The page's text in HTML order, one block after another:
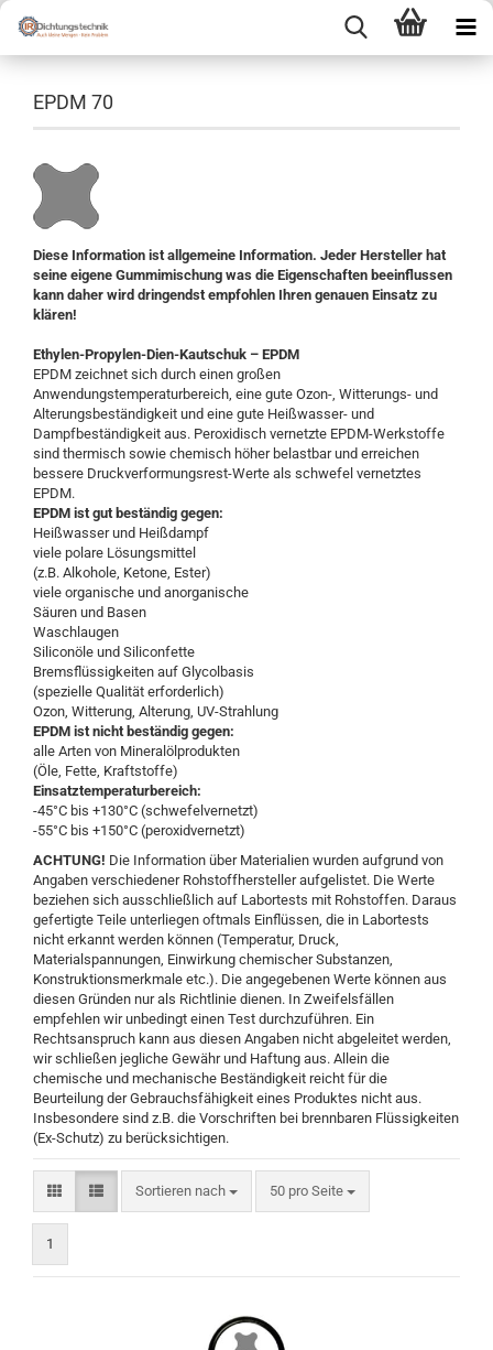
EPDM 70
Diese Information ist allgemeine Information. Jeder Hersteller hat
seine eigene Gummimischung was die Eigenschaften beeinflussen
kann daher wird dringendst empfohlen Ihren genauen Einsatz zu
klären!
Ethylen-Propylen-Dien-Kautschuk – EPDM
EPDM zeichnet sich durch einen großen
Anwendungstemperaturbereich, eine gute Ozon-, Witterungs- und
Alterungsbeständigkeit und eine gute Heißwasser- und
Dampfbeständigkeit aus. Peroxidisch vernetzte EPDM-Werkstoffe
sind thermisch sowie chemisch höher belastbar und erreichen
bessere Druckverformungsrest-Werte als schwefel vernetztes
EPDM.
EPDM ist gut beständig gegen:
Heißwasser und Heißdampf
viele polare Lösungsmittel
(z.B. Alkohole, Ketone, Ester)
viele organische und anorganische
Säuren und Basen
Waschlaugen
Siliconöle und Siliconfette
Bremsflüssigkeiten auf Glycolbasis
(spezielle Qualität erforderlich)
Ozon, Witterung, Alterung, UV-Strahlung
EPDM ist nicht beständig gegen:
alle Arten von Mineralölprodukten
(Öle, Fette, Kraftstoffe)
Einsatztemperaturbereich:
-45°C bis +130°C (schwefelvernetzt)
​-55°C bis +150°C (peroxidvernetzt)
ACHTUNG! Die Information über Materialien wurden aufgrund von
Angaben verschiedener Rohstoffhersteller aufgelistet. Die Werte
beziehen sich ausschließlich auf Labortests mit Rohstoffen. Daraus
gefertigte Teile unterliegen oftmals Einflüssen, die in Labortests
nicht erkannt werden können (Temperatur, Druck,
Materialspannungen, Einwirkung chemischer Substanzen,
Konstruktionsmerkmale etc.). Die angegebenen Werte können aus
diesen Gründen nur als Richtlinie dienen. In Zweifelsfällen
empfehlen wir unbedingt einen Test durchzuführen. Ein
Rechtsanspruch kann aus diesen Angaben nicht abgeleitet werden,
wir schließen jegliche Gewähr und Haftung aus. Allein die
chemische und mechanische Beständigkeit reicht für die
Beurteilung der Gebrauchsfähigkeit eines Produktes nicht aus.
Insbesondere sind z.B. die Vorschriften bei brennbaren Flüssigkeiten
(Ex-Schutz) zu berücksichtigen.
Sortieren nach
Sortieren nach 50 pro Seite
pro Seite
1